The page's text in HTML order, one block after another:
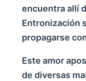
encuentra allí
Entronización
propagarse
Este amor
de diversas